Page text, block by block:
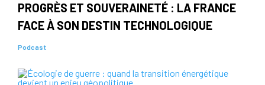
PROGRÈS ET SOUVERAINETÉ : LA FRANCE
FACE À SON DESTIN TECHNOLOGIQUE
Podcast